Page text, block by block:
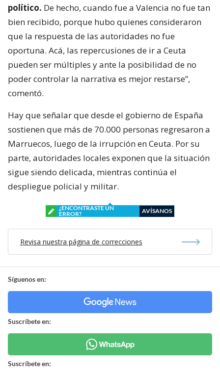
político. De hecho, cuando fue a Valencia no fue tan
bien recibido, porque hubo quienes consideraron
que la respuesta de las autoridades no fue
oportuna. Acá, las repercusiones de ir a Ceuta
pueden ser múltiples y ante la posibilidad de no
poder controlar la narrativa es mejor restarse”,
comentó.
Hay que señalar que desde el gobierno de España
sostienen que más de 70.000 personas regresaron a
Marruecos, luego de la irrupción en Ceuta. Por su
parte, autoridades locales exponen que la situación
sigue siendo delicada, mientras continúa el
despliegue policial y militar.
¿ENCONTRASTE UN
ERROR?
AVÍSANOS
Revisa nuestra página de correcciones
Síguenos en:
Suscríbete en:
Suscríbete en: